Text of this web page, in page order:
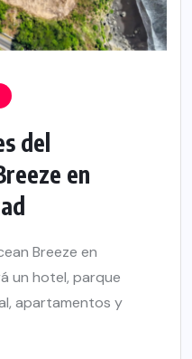
del
en
Breeze en
un hotel, parque
apartamentos y